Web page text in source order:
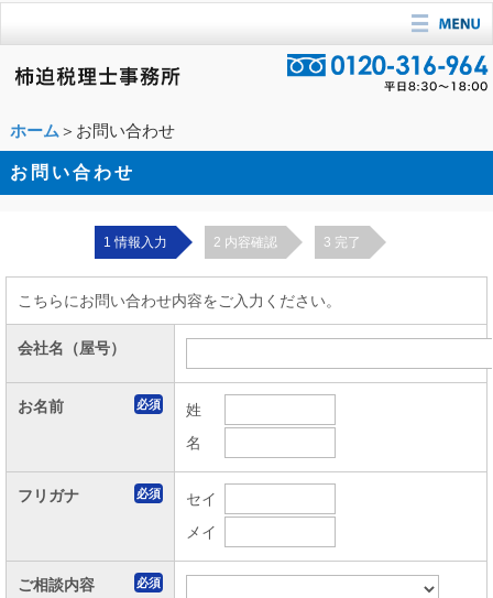
ホーム＞お問い合わせ
お問い合わせ